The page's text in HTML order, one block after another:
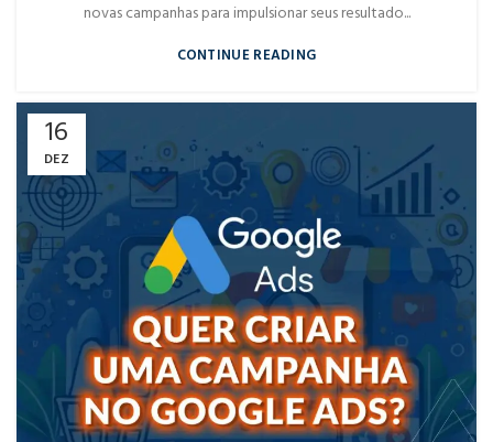
novas campanhas para impulsionar seus resultado...
CONTINUE READING
16
DEZ